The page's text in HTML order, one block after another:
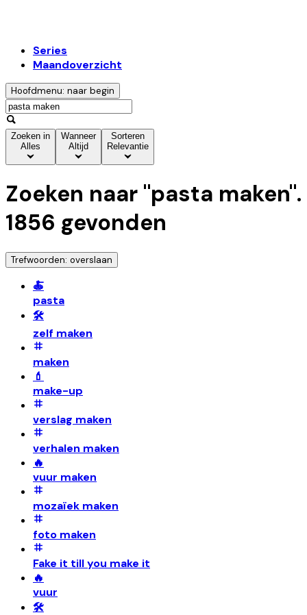
Series
Maandoverzicht
Hoofdmenu: naar begin
Zoeken in
Alles
Wanneer
Altijd
Sorteren
Relevantie
Zoeken naar "pasta maken".
1856 gevonden
Trefwoorden: overslaan
🍝
pasta
🛠️
zelf maken
maken
💄
make-up
verslag maken
verhalen maken
🔥
vuur maken
mozaïek maken
foto maken
Fake it till you make it
🔥
vuur
🛠️